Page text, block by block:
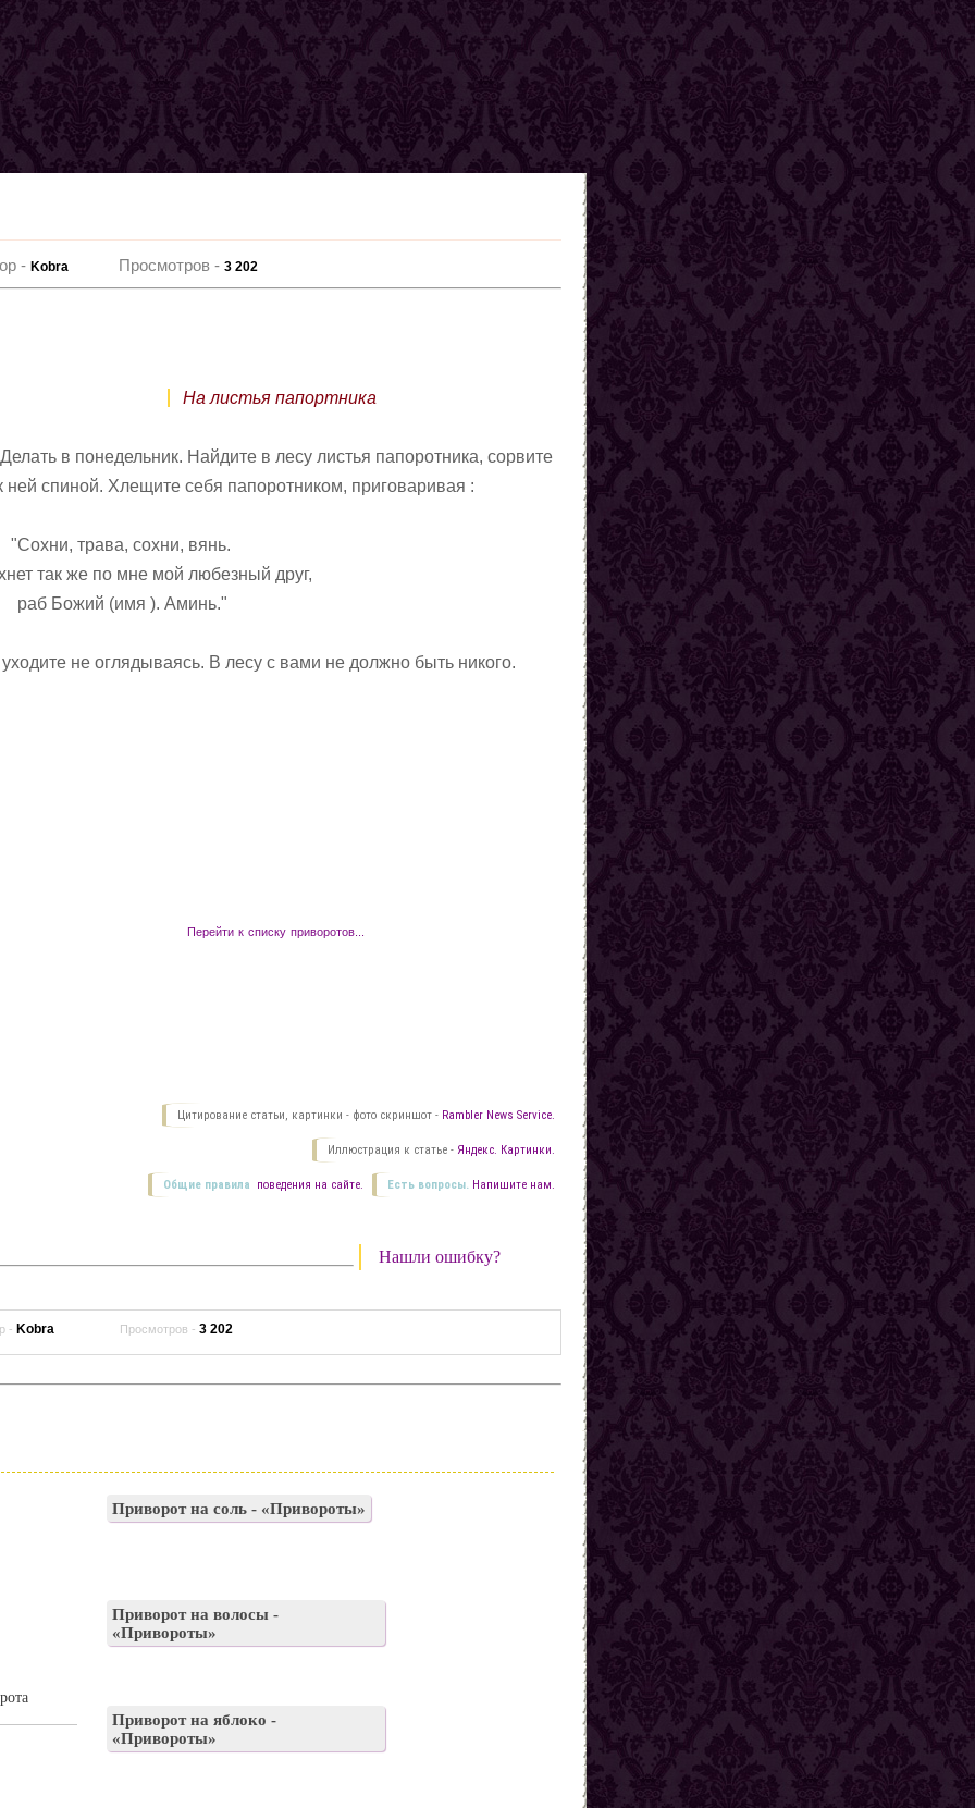
-Kobra Просмотров -3 202
На листья папортника
Делать в понедельник. Найдите в лесу листья папоротника, сорвите
ней спиной. Хлещите себя папоротником, приговаривая :
"Сохни, трава, сохни, вянь.
так же по мне мой любезный друг,
раб Божий (имя ). Аминь."
не оглядываясь. В лесу с вами не должно быть никого.
Перейти к списку приворотов...
Цитирование статьи, картинки - фото скриншот - Rambler News Service.
Иллюстрация к статье - Яндекс. Картинки.
Есть вопросы. Напишите нам.
Общие правила поведения на сайте.
Нашли ошибку?
- Kobra Просмотров -3 202
Приворот на соль - «Привороты»
Приворот на волосы -
«Привороты»
Приворот на яблоко -
«Привороты»